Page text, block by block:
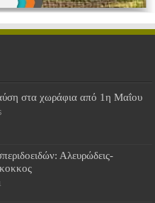
στα χωράφια από 1η Μαΐου
Αλευρώδεις-